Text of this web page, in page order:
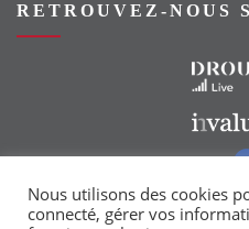
RETROUVEZ-NOUS
Vers notre groupe Facebook
Nous utilisons des cookies
connecté, gérer vos